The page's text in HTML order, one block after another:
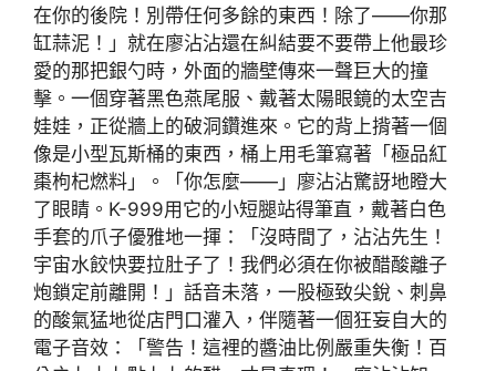
在你的後院！別帶任何多餘的東西！除了——你那
缸蒜泥！」就在廖沾沾還在糾結要不要帶上他最珍
愛的那把銀勺時，外面的牆壁傳來一聲巨大的撞
擊。一個穿著黑色燕尾服、戴著太陽眼鏡的太空吉
娃娃，正從牆上的破洞鑽進來。它的背上揹著一個
像是小型瓦斯桶的東西，桶上用毛筆寫著「極品紅
棗枸杞燃料」。「你怎麼——」廖沾沾驚訝地瞪大
了眼睛。K-999用它的小短腿站得筆直，戴著白色
手套的爪子優雅地一揮：「沒時間了，沾沾先生！
宇宙水餃快要拉肚子了！我們必須在你被醋酸離子
炮鎖定前離開！」話音未落，一股極致尖銳、刺鼻
的酸氣猛地從店門口灌入，伴隨著一個狂妄自大的
電子音效：「警告！這裡的醬油比例嚴重失衡！百